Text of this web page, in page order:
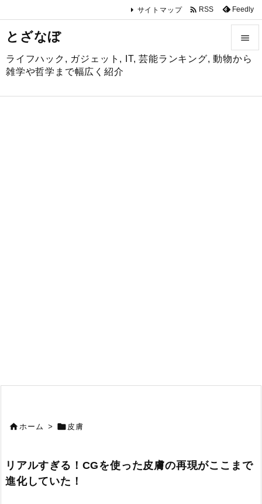
とざなぼ
ライフハック, ガジェット, IT, 芸能ランキング, 動物から
雑学や哲学まで幅広く紹介



サイトマップ  RSS Feedly
ホーム >  皮膚
リアルすぎる！CGを使った皮膚の再現がここまで
進化していた！